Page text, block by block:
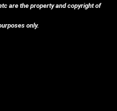
are the property and copyright of
only.